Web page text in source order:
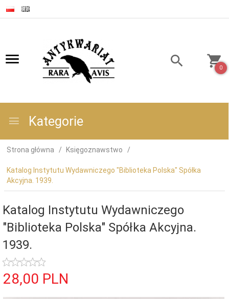
0
Kategorie
Strona główna Księgoznawstwo
Katalog Instytutu Wydawniczego "Biblioteka Polska" Spółka
Akcyjna. 1939.
Katalog Instytutu Wydawniczego
"Biblioteka Polska" Spółka Akcyjna.
1939.
28,00 PLN